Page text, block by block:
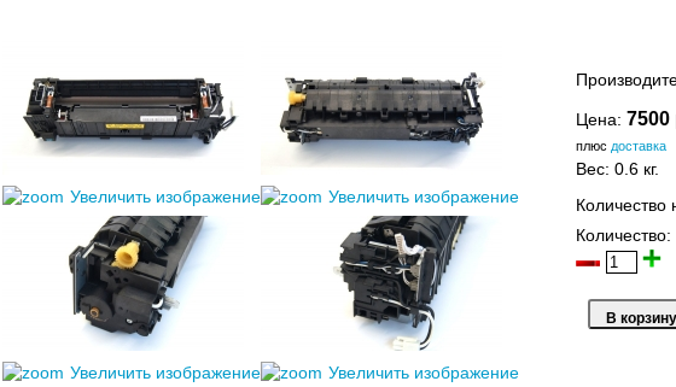
Увеличить изображение Увеличить изображение
Увеличить изображение Увеличить изображение
Цена: 7500
плюс доставка
Вес: 0.6 кг.
Количество
Количество: